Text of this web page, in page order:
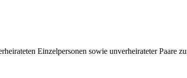
Einzel­personen sowie un­ver­heirateter Paare